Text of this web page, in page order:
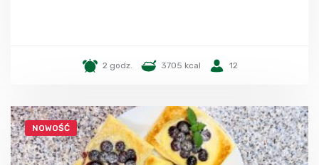
2 godz. 3705 kcal 12
NOWOŚĆ